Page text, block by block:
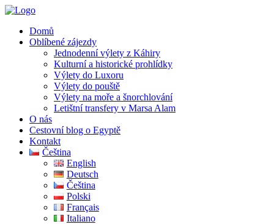
Domů
Oblíbené zájezdy
Jednodenní výlety z Káhiry
Kulturní a historické prohlídky
Výlety do Luxoru
Výlety do pouště
Výlety na moře a šnorchlování
Letištní transfery v Marsa Alam
O nás
Cestovní blog o Egyptě
Kontakt
Čeština
English
Deutsch
Čeština
Polski
Français
Italiano